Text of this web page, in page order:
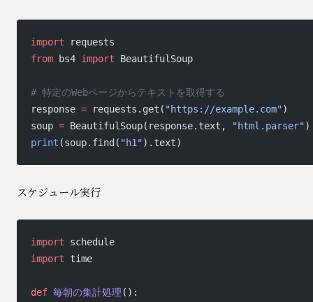
import requests
from bs4 import BeautifulSoup
# 特定のWebページからテキストを取得する
response = requests.get( "https://example.com")
soup = BeautifulSoup(response.text, "html.parser")
print (soup.find( "h1").text)
スケジュール実行
import schedule
import time
def 毎朝の集計処理 ():